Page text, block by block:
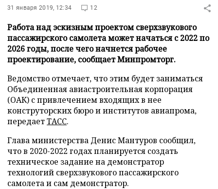
31 января 2019, 12:34 12
Работа над эскизным проектом сверхзвукового
пассажирского самолета может начаться с 2022 по
2026 годы, после чего начнется рабочее
проектирование, сообщает Минпромторг.
Ведомство отмечает, что этим будет заниматься
Объединенная авиастроительная корпорация
(ОАК) с привлечением входящих в нее
конструторских бюро и институтов авиапрома,
передаетТАСС.
Глава министерства Денис Мантуров сообщил,
что в 2020-2022 годах планируется создать
техническое задание на демонстратор
технологий сверхзвукового пассажирского
самолета и сам демонстратор.